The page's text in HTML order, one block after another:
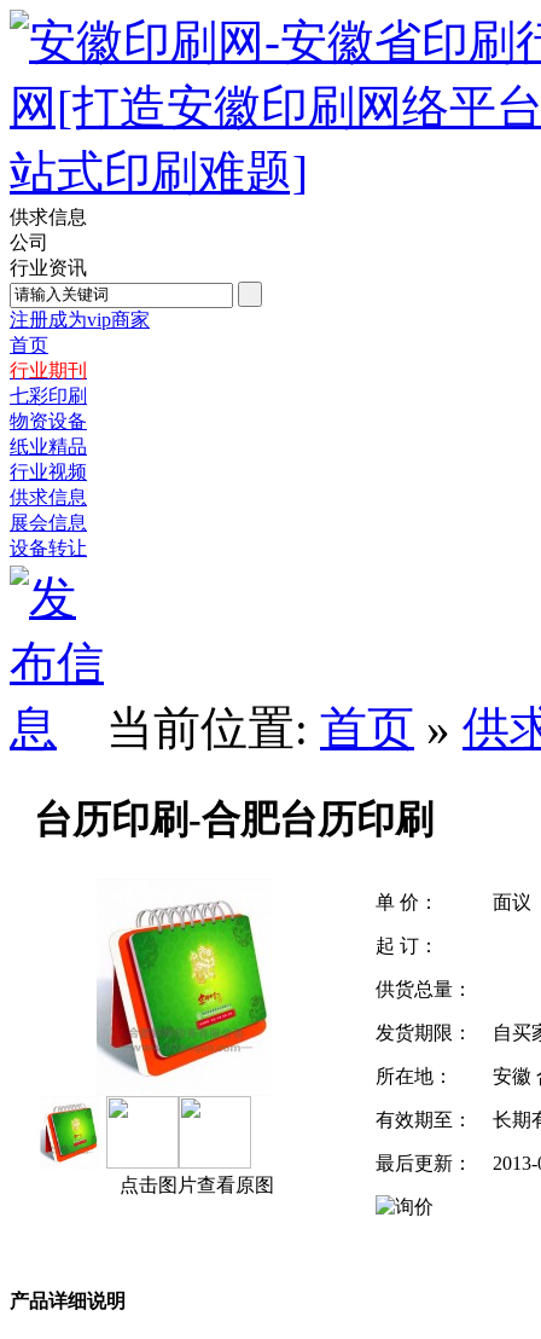
供求信息
公司
行业资讯
注册成为vip商家
首页
行业期刊
七彩印刷
物资设备
纸业精品
行业视频
供求信息
展会信息
设备转让
当前位置: 首页 » 供
台历印刷-合肥台历印刷
点击图片查看原图
单 价： 面议
起 订：
供货总量：
发货期限： 自买
所在地： 安徽
有效期至： 长期
最后更新：
产品详细说明